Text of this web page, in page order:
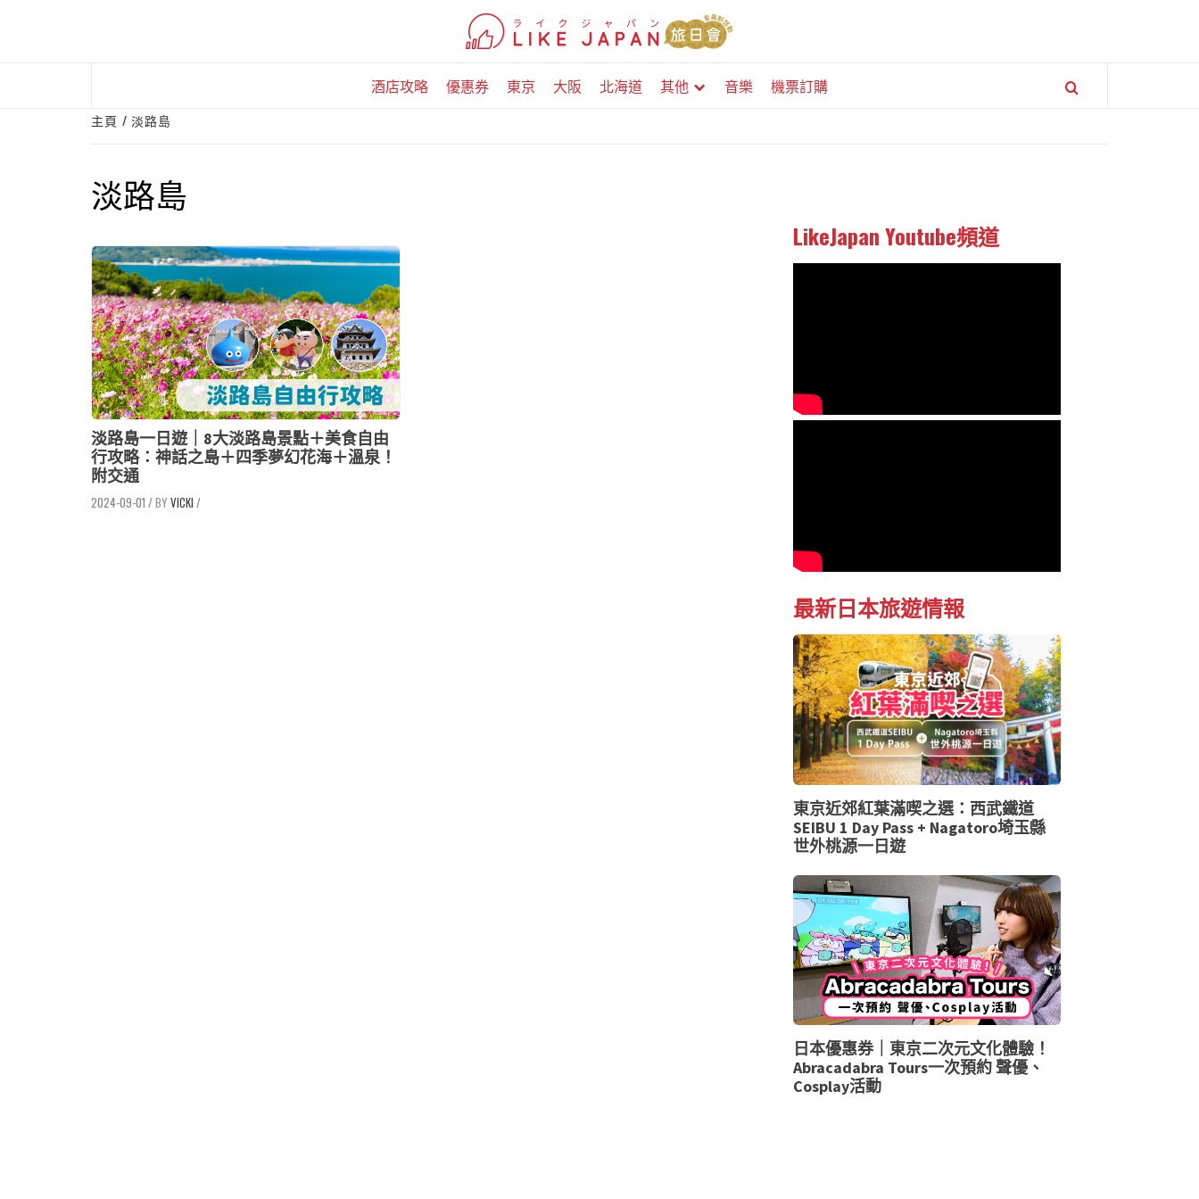
酒店攻略 優惠券 東京 大阪 北海道 其他 音樂 機票訂購
主頁 淡路島
淡路島
淡路島一日遊｜8大淡路島景點＋美食自由
行攻略：神話之島＋四季夢幻花海＋溫泉！
附交通
2024-09-01 / VICKI /
LikeJapan Youtube頻道
最新日本旅遊情報
東京近郊紅葉滿喫之選：西武鐵道
SEIBU 1 Day Pass + Nagatoro埼玉縣
世外桃源一日遊
日本優惠券｜東京二次元文化體驗！
Abracadabra Tours一次預約 聲優、
Cosplay活動